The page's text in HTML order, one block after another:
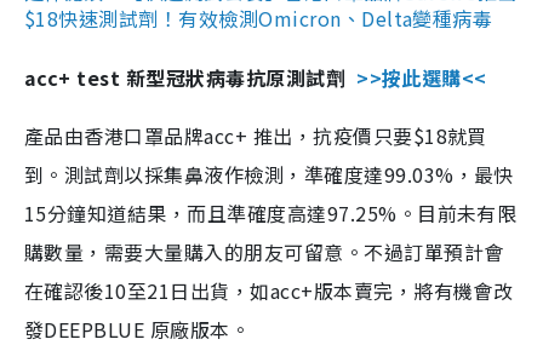
$18快速測試劑！有效檢測Omicron、Delta變種病毒
acc+ test 新型冠狀病毒抗原測試劑 >>按此選購<<
產品由香港口罩品牌acc+ 推出，抗疫價只要$18就買
到。測試劑以採集鼻液作檢測，準確度達99.03%，最快
15分鐘知道結果，而且準確度高達97.25%。目前未有限
購數量，需要大量購入的朋友可留意。不過訂單預計會
在確認後10至21日出貨，如acc+版本賣完，將有機會改
發DEEPBLUE 原廠版本。